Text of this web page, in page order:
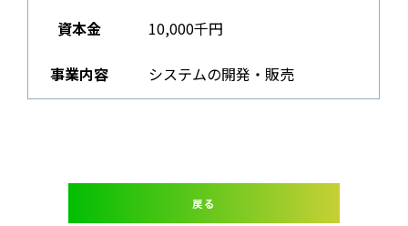
資本金 10,000千円
事業内容 システムの開発・販売
戻る